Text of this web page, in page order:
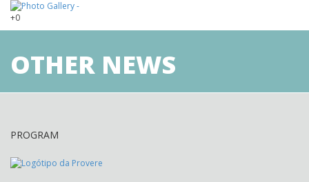
+0
OTHER NEWS
PROGRAM